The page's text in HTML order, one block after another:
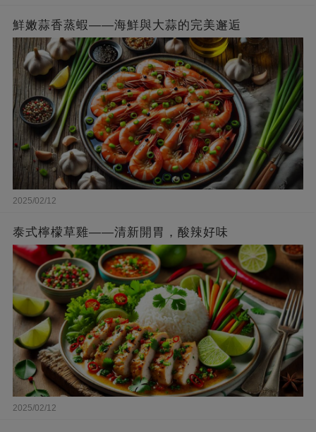
鮮嫩蒜香蒸蝦——海鮮與大蒜的完美邂逅
2025/02/12
泰式檸檬草雞——清新開胃，酸辣好味
2025/02/12